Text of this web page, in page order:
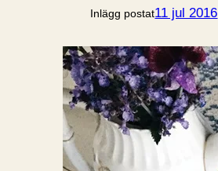
Inlägg postat11 jul 2016